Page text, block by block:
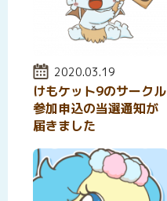
投稿日:
2020.03.19
けもケット9のサークル
参加申込の当選通知が
届きました